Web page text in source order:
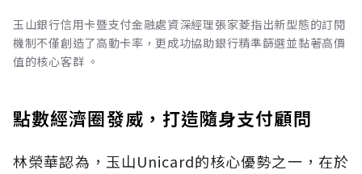
玉山銀行信用卡暨支付金融處資深經理張家菱指出新型態的訂閱
機制不僅創造了高動卡率，更成功協助銀行精準篩選並黏著高價
值的核心客群 。
點數經濟圈發威，打造隨身支付顧問
林榮華認為，玉山Unicard的核心優勢之一，在於